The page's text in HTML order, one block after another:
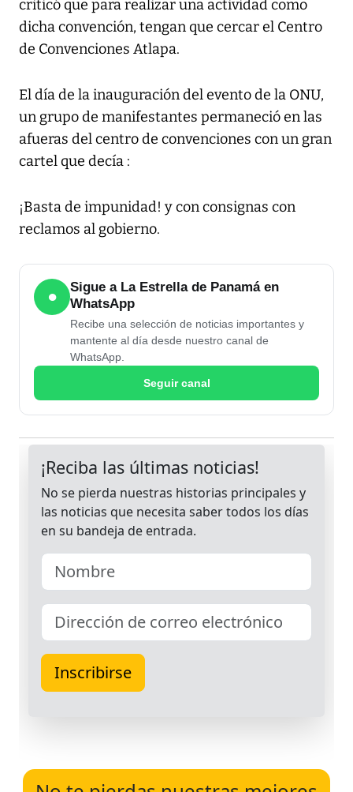
criticó que para realizar una actividad como
dicha convención, tengan que cercar el Centro
de Convenciones Atlapa.
El día de la inauguración del evento de la ONU,
un grupo de manifestantes permaneció en las
afueras del centro de convenciones con un gran
cartel que decía :
¡Basta de impunidad! y con consignas con
reclamos al gobierno.
●
Sigue a La Estrella de Panamá en
WhatsApp
Recibe una selección de noticias importantes y
mantente al día desde nuestro canal de
WhatsApp.
Seguir canal